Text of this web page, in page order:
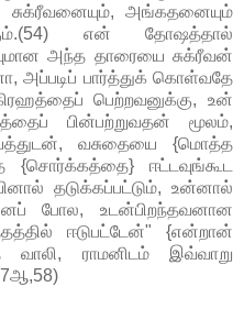
சுக்ரீவனையும், அங்கதனையும்
என் தோஷத்தால்
அந்த தாரையை சுக்ரீவன்
அப்படிப் பார்த்துக் கொள்வதே
பெற்றவனுக்கு, உன்
பின்பற்றுவதன் மூலம்,
வசுதையை {மொத்த
{சொர்க்கத்தை} ஈட்டவுங்கூட
தடுக்கப்பட்டும், உன்னால்
போல, உடன்பிறந்தவனான
ஈடுபட்டேன்" {என்றான்
ராமனிடம் இவ்வாறு